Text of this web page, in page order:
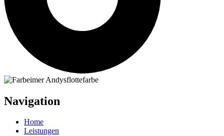
Navigation
Home
Leistungen